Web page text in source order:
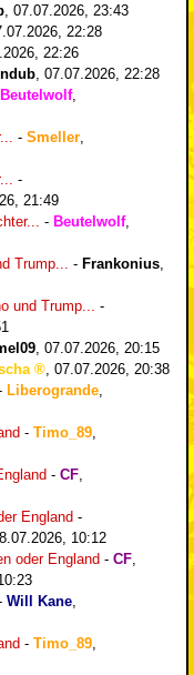
, 07.07.2026, 23:43
22:28
22:26
, 07.07.2026, 22:28
Beutelwolf,
- Smeller,
-
21:49
- Beutelwolf,
Trump... - Frankonius,
und Trump... -
, 07.07.2026, 20:15
, 07.07.2026, 20:38
Liberogrande,
- Timo_89,
- CF,
England -
10:12
oder England - CF,
Will Kane,
- Timo_89,